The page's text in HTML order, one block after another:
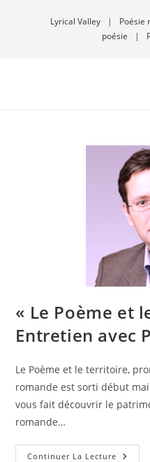
Lyrical Valley | Poésie
poésie
|
« Le Poème et
Entretien avec
Le Poème et le territoire,
romande est sorti début
vous fait découvrir le
romande…
Continuer La Lecture